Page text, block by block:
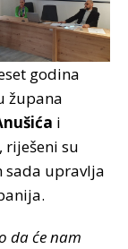
godina
župana
i
, riješeni su
sada upravlja
da će nam